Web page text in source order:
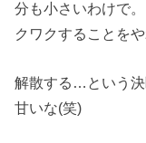
分も小さいわけで
クワクすることを
解散する…という
甘いな(笑)